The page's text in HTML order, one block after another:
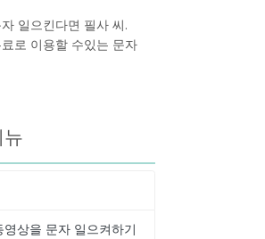
일으킨다면 필사 씨.
로 이용할 수있는 문자
상을 문자 일으켜하기